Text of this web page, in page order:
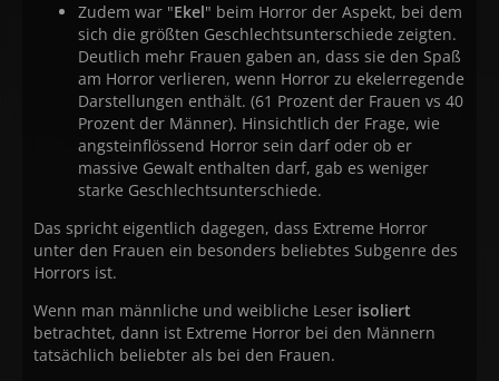
Zudem war "Ekel" beim Horror der Aspekt, bei dem
sich die größten Geschlechtsunterschiede zeigten.
Deutlich mehr Frauen gaben an, dass sie den Spaß
am Horror verlieren, wenn Horror zu ekelerregende
Darstellungen enthält. (61 Prozent der Frauen vs 40
Prozent der Männer). Hinsichtlich der Frage, wie
angsteinflössend Horror sein darf oder ob er
massive Gewalt enthalten darf, gab es weniger
starke Geschlechtsunterschiede.
Das spricht eigentlich dagegen, dass Extreme Horror
unter den Frauen ein besonders beliebtes Subgenre des
Horrors ist.
Wenn man männliche und weibliche Leser isoliert
betrachtet, dann ist Extreme Horror bei den Männern
tatsächlich beliebter als bei den Frauen.